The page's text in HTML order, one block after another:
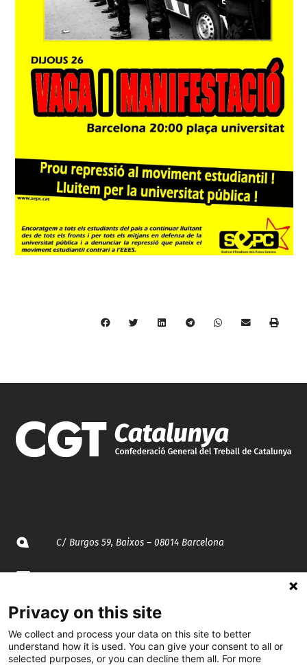
C/ Burgos 59, Baixos – 08014 Barcelona
935 120 481
@CGTCatalunya
Privacy on this site
We collect and process your data on this site to better
understand how it is used. You can give your consent to all or
selected purposes, or you can decline them all. For more